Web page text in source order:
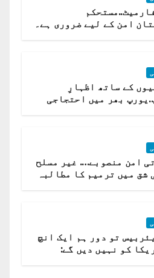
امن کے لیے ضروری ہے۔
کے ساتھ اظہارِ
بھر میں احتجاجی
امن منصوبے…. غیر مسلح
شق میں ترمیم کا مطالبہ
تو دور ہم ایک انچ
کو نہیں دیں گے: